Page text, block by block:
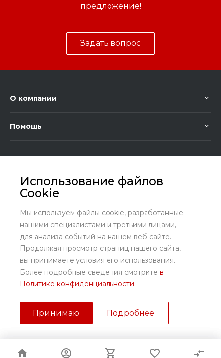
Использование файлов
Cookie
Мы используем файлы cookie, разработанные
нашими специалистами и третьими лицами,
для анализа событий на нашем веб-сайте.
Продолжая просмотр страниц нашего сайта,
вы принимаете условия его использования.
Более подробные сведения смотрите в
Политике конфиденциальности.
Принимаю Подробнее
предложение!
Задать вопрос
О компании
Помощь
sales@kundrat.ru
Ростовская обл., Октябрьский р-н., х. Заречный, ул.
Заречная, 58
© 2026 ПК «Кундрат», Все права защищены